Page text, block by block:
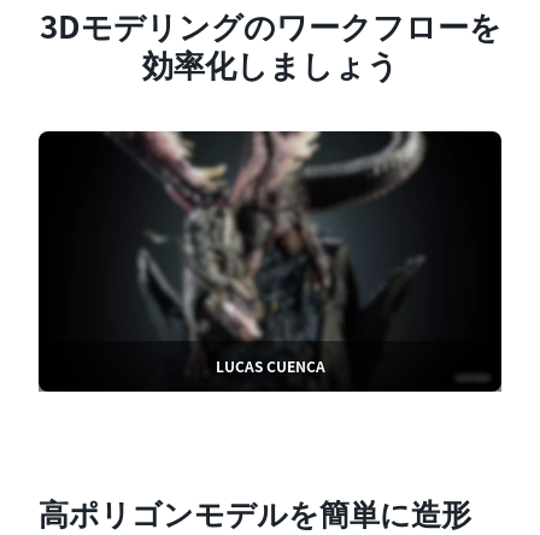
3Dモデリングのワークフローを
効率化しましょう
LUCAS CUENCA
高ポリゴンモデルを簡単に造形